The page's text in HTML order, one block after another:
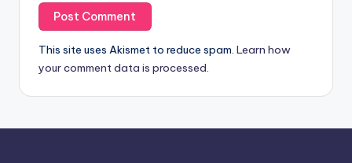
This site uses Akismet to reduce spam. Learn how
your comment data is processed.